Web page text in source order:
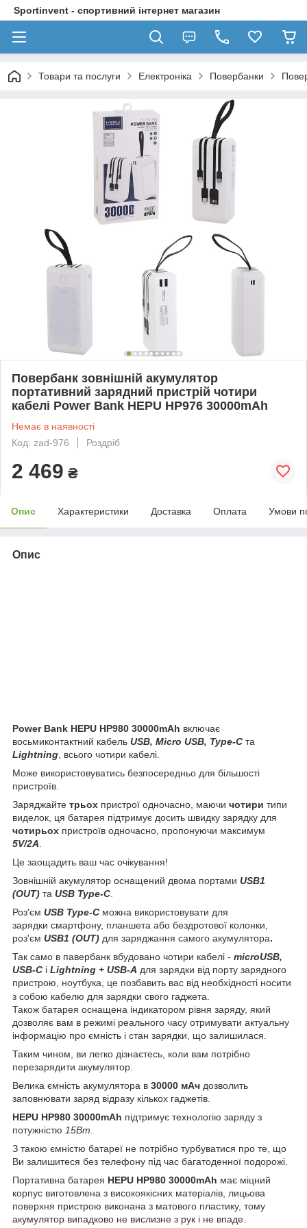
Sportinvent - спортивний інтернет магазин
Товари та послуги Електроніка Повербанки
Повербанк зовнішній акумулятор
портативний зарядний пристрій чотири
кабелі Power Bank HEPU HP976 30000mAh
Немає в наявності
Код: zad-976
Роздріб
2 469 ₴
Опис Характеристики Доставка Оплата Умови
Опис
Power Bank HEPU HP980 30000mAh включає
восьмиконтактний кабель USB, Micro USB, Type-C та
Lightning , всього чотири кабелі.
Може використовуватись безпосередньо для більшості
пристроїв.
Заряджайте трьох пристрої одночасно, маючи чотири типи
виделок, ця батарея підтримує досить швидку зарядку для
чотирьох пристроїв одночасно, пропонуючи максимум
5V/2А
Це заощадить ваш час очікування!
Зовнішній акумулятор оснащений двома портами USB1
(OUT) та USB Type-C
Роз'єм USB Type-C можна використовувати для
зарядки смартфону, планшета або бездротової колонки,
роз'єм USB1 (OUT) для заряджання самого акумулятора.
Так само в павербанк вбудовано чотири кабелі - microUSB,
USB-C і Lightning + USB-A для зарядки від порту зарядного
пристрою, ноутбука, це позбавить вас від необхідності носити
з собою кабелю для зарядки свого гаджета.
Також батарея оснащена індикатором рівня заряду, який
дозволяє вам в режимі реального часу отримувати актуальну
інформацію про ємність і стан зарядки, що залишилася.
Таким чином, ви легко дізнаєтесь, коли вам потрібно
перезарядити акумулятор.
Велика ємність акумулятора в 30000 мАч дозволить
заповнювати заряд відразу кількох гаджетів.
HEPU HP980 30000mAh підтримує технологію заряду з
потужністю 15Вт
З такою ємністю батареї не потрібно турбуватися про те, що
Ви залишитеся без телефону під час багатоденної подорожі.
Портативна батарея HEPU HP980 30000mAh має міцний
корпус виготовлена з високоякісних матеріалів, лицьова
поверхня пристрою виконана з матового пластику, тому
акумулятор випадково не вислизне з рук і не впаде.